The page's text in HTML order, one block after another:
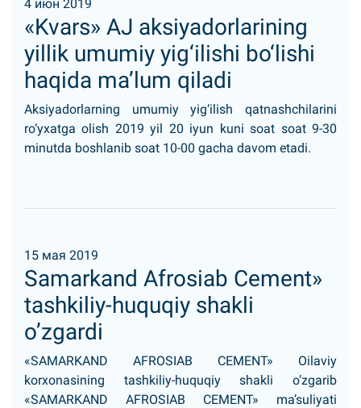
4 июн 2019
«Kvars» AJ aksiyadorlarining
yillik umumiy yig‘ilishi bo‘lishi
haqida ma’lum qiladi
Aksiyadorlarning umumiy yig‘ilish qatnashchilarini
ro‘yxatga olish 2019 yil 20 iyun kuni soat soat 9-30
minutda boshlanib soat 10-00 gacha davom etadi.
15 мая 2019
Samarkand Afrosiab Cement»
tashkiliy-huquqiy shakli
o’zgardi
«SAMARKAND AFROSIAB CEMENT» Oilaviy
korxonasining tashkiliy-huquqiy shakli o’zgarib
«SAMARKAND AFROSIAB CEMENT» ma’suliyati